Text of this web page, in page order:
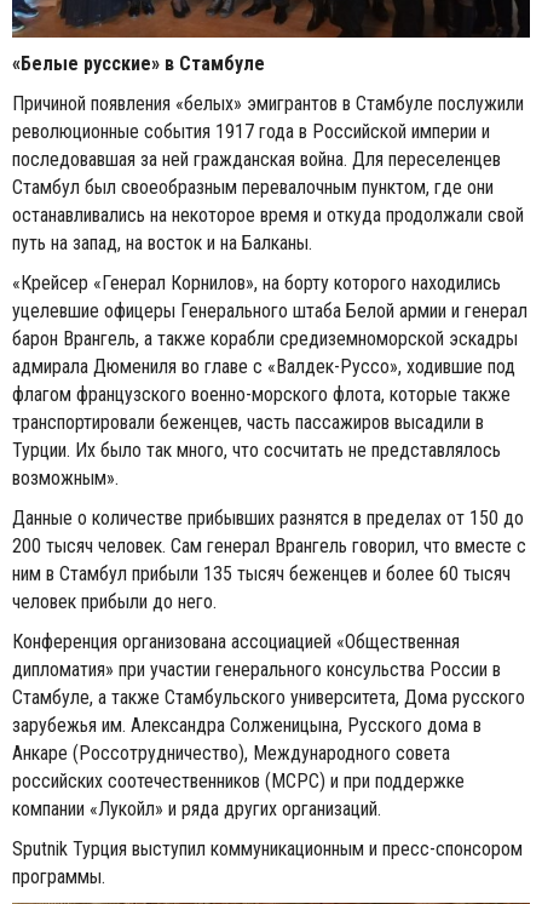
«Белые русские» в Стамбуле
Причиной появления «белых» эмигрантов в Стамбуле послужили
революционные события 1917 года в Российской империи и
последовавшая за ней гражданская война. Для переселенцев
Стамбул был своеобразным перевалочным пунктом, где они
останавливались на некоторое время и откуда продолжали свой
путь на запад, на восток и на Балканы.
«Крейсер «Генерал Корнилов», на борту которого находились
уцелевшие офицеры Генерального штаба Белой армии и генерал
барон Врангель, а также корабли средиземноморской эскадры
адмирала Дюмениля во главе с «Валдек-Руссо», ходившие под
флагом французского военно-морского флота, которые также
транспортировали беженцев, часть пассажиров высадили в
Турции. Их было так много, что сосчитать не представлялось
возможным».
Данные о количестве прибывших разнятся в пределах от 150 до
200 тысяч человек. Сам генерал Врангель говорил, что вместе с
ним в Стамбул прибыли 135 тысяч беженцев и более 60 тысяч
человек прибыли до него.
Конференция организована ассоциацией «Общественная
дипломатия» при участии генерального консульства России в
Стамбуле, а также Стамбульского университета, Дома русского
зарубежья им. Александра Солженицына, Русского дома в
Анкаре (Россотрудничество), Международного совета
российских соотечественников (МСРС) и при поддержке
компании «Лукойл» и ряда других организаций.
Sputnik Турция выступил коммуникационным и пресс-спонсором
программы.